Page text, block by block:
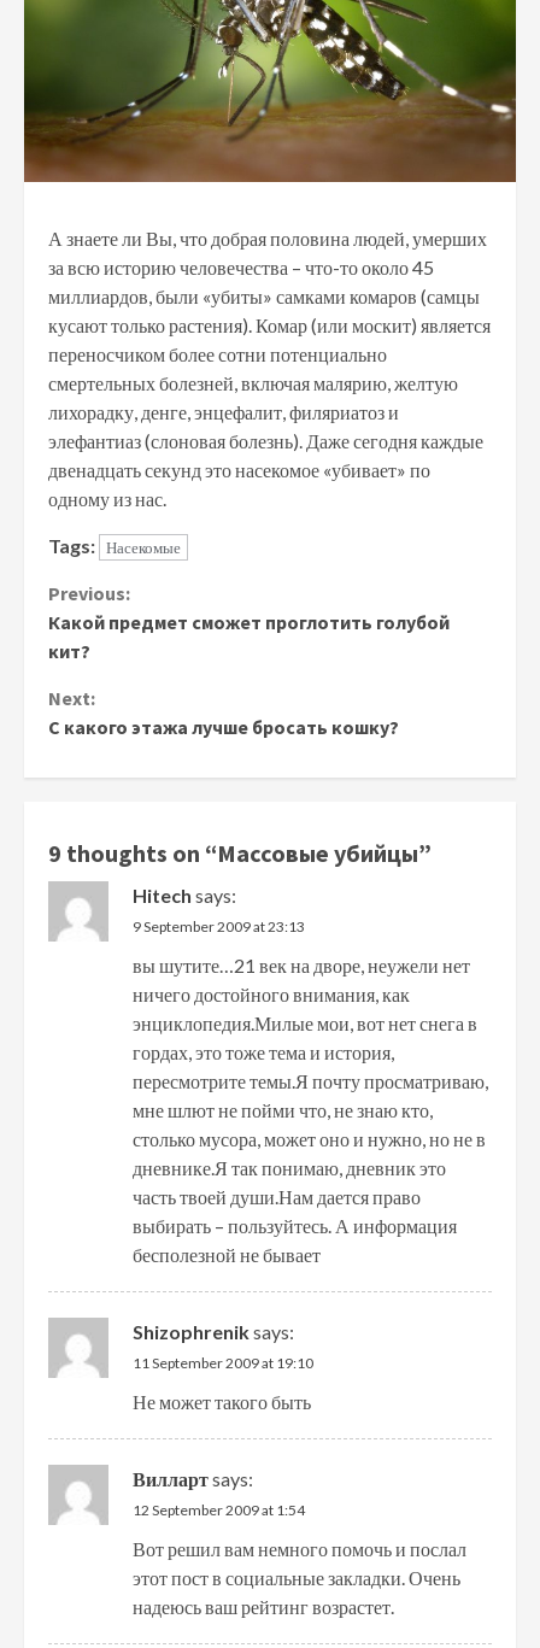
А знаете ли Вы, что добрая половина людей, умерших
за всю историю человечества – что-то около 45
миллиардов, были «убиты» самками комаров (самцы
кусают только растения). Комар (или москит) является
переносчиком более сотни потенциально
смертельных болезней, включая малярию, желтую
лихорадку, денге, энцефалит, филяриатоз и
элефантиаз (слоновая болезнь). Даже сегодня каждые
двенадцать секунд это насекомое «убивает» по
одному из нас.
Tags: Насекомые
Continue
Reading
Previous:
Какой предмет сможет проглотить голубой
кит?
Next:
С какого этажа лучше бросать кошку?
9 thoughts on “Массовые убийцы”
Hitech says:
9 September 2009 at 23:13
вы шутите…21 век на дворе, неужели нет
ничего достойного внимания, как
энциклопедия.Милые мои, вот нет снега в
гордах, это тоже тема и история,
пересмотрите темы.Я почту просматриваю,
мне шлют не пойми что, не знаю кто,
столько мусора, может оно и нужно, но не в
дневнике.Я так понимаю, дневник это
часть твоей души.Нам дается право
выбирать – пользуйтесь. А информация
бесполезной не бывает
Shizophreniksays:
11 September 2009 at 19:10
Не может такого быть
Виллартsays:
12 September 2009 at 1:54
Вот решил вам немного помочь и послал
этот пост в социальные закладки. Очень
надеюсь ваш рейтинг возрастет.